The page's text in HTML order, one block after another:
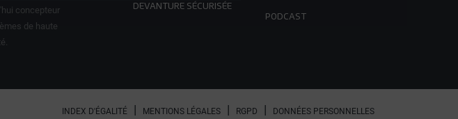
concepteur
de haute
DEVANTURE SÉCURISÉE
PODCAST
INDEX D'ÉGALITÉ MENTIONS LÉGALES RGPD DONNÉES PERSONNELLES